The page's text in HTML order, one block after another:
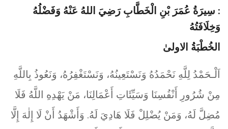
: سِيرَةُ عُمَرَ بْنِ الْخَطَّابِ رَضِيَ اللهُ عَنْهُ وَفَضْلُهُ
وَخِلَافَتُهُ
الخُطْبَةُ الاولیٰ
اَلْـحَمْدُ لِلَّهِ نَحْمَدُهُ وَنَسْتَعِينُهُ، وَنَسْتَغْفِرُهُ، وَنَعُوذُ بِاللَّهِ
مِنْ شُرُورِ أَنْفُسِنَا وَسَيِّئَاتِ أَعْمَالِنَا، مَنْ يَهْدِهِ اللَّهُ فَلَا
مُضِلَّ لَهُ، وَمَنْ يُضْلِلْ فَلَا هَادِيَ لَهُ. وَأَشْهَدُ أَنْ لَا إِلٰهَ إِلَّا